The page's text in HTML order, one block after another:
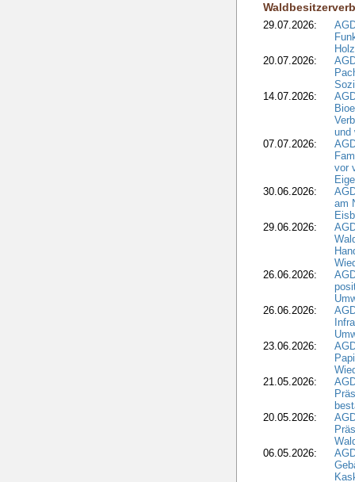
29.07.2026:
20.07.2026:
14.07.2026:
und
07.07.2026:
vor
30.06.2026:
am
29.06.2026:
26.06.2026:
26.06.2026:
23.06.2026:
21.05.2026:
20.05.2026:
06.05.2026: